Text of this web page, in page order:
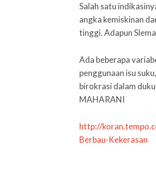
Salah satu
angka kemiskinan
tinggi. Adapun
Ada beberapa
penggunaan isu
birokrasi dalam
MAHARANI
http://
Berbau-Kekerasan